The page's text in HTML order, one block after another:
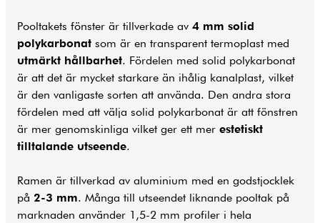
Pooltakets fönster är tillverkade av 4 mm solid
polykarbonat som är en transparent termoplast med
utmärkt hållbarhet. Fördelen med solid polykarbonat
är att det är mycket starkare än ihålig kanalplast, vilket
är den vanligaste sorten att använda. Den andra stora
fördelen med att välja solid polykarbonat är att fönstren
är mer genomskinliga vilket ger ett mer estetiskt
tilltalande utseende.
Ramen är tillverkad av aluminium med en godstjocklek
på 2-3 mm. Många till utseendet liknande pooltak på
marknaden använder 1,5-2 mm profiler i hela